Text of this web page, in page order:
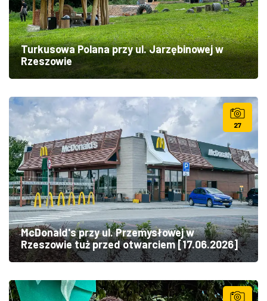
Turkusowa Polana przy ul. Jarzębinowej w
Rzeszowie
27
McDonald's przy ul. Przemysłowej w
Rzeszowie tuż przed otwarciem [17.06.2026]